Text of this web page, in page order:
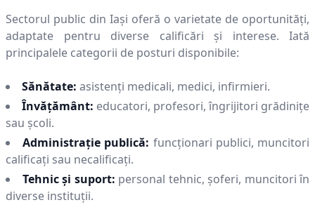
Sectorul public din Iaşi oferă o varietate de oportunități,
adaptate pentru diverse calificări și interese. Iată
principalele categorii de posturi disponibile:
Sănătate: asistenți medicali, medici, infirmieri.
Învățământ: educatori, profesori, îngrijitori grădinițe
sau școli.
Administrație publică: funcționari publici, muncitori
calificați sau necalificați.
Tehnic și suport: personal tehnic, șoferi, muncitori în
diverse instituții.